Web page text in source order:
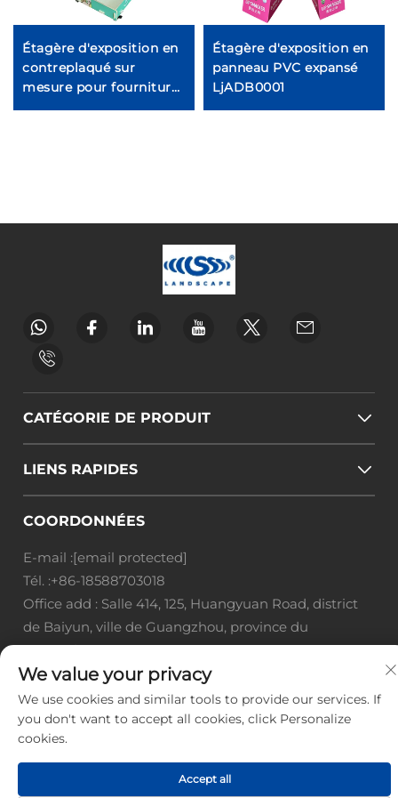
Étagère d'exposition en
contreplaqué sur
mesure pour fournitures
animales Ljmzj0002
Étagère d'exposition en
panneau PVC expansé
LjADB0001
CATÉGORIE DE PRODUIT
LIENS RAPIDES
COORDONNÉES
E-mail :[email protected]
Tél. :+86-18588703018
Office add : Salle 414, 125, Huangyuan Road, district
de Baiyun, ville de Guangzhou, province du
Guangdong
Droits d'auteur © Guangzhou Landscape Technology
Co., Ltd. Tous droits réservés. -Politique de
confidentialité-Blogue
We value your privacy
We use cookies and similar tools to provide our services. If
you don't want to accept all cookies, click Personalize
cookies.
Accept all